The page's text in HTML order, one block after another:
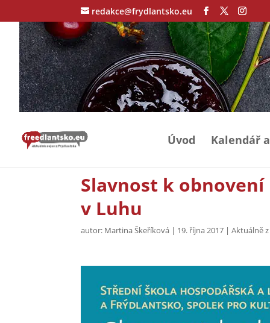
redakce@frydlantsko.eu
Úvod Kalendář
Slavnost k
v Luhu
autor: Martina Škeříková | 19. října 2017 |Aktuálně